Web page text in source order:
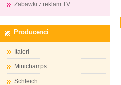
Zabawki z reklam TV
Producenci
Italeri
Minichamps
Schleich